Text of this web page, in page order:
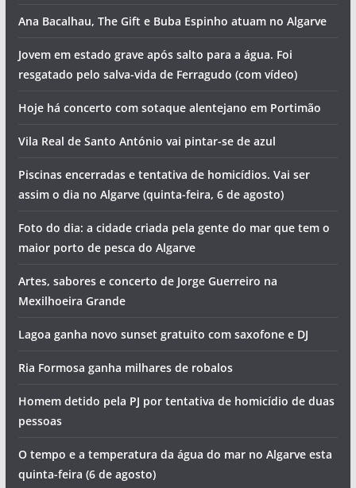
Ana Bacalhau, The Gift e Buba Espinho atuam no Algarve
Jovem em estado grave após salto para a água. Foi
resgatado pelo salva-vida de Ferragudo (com vídeo)
Hoje há concerto com sotaque alentejano em Portimão
Vila Real de Santo António vai pintar-se de azul
Piscinas encerradas e tentativa de homicídios. Vai ser
assim o dia no Algarve (quinta-feira, 6 de agosto)
Foto do dia: a cidade criada pela gente do mar que tem o
maior porto de pesca do Algarve
Artes, sabores e concerto de Jorge Guerreiro na
Mexilhoeira Grande
Lagoa ganha novo sunset gratuito com saxofone e DJ
Ria Formosa ganha milhares de robalos
Homem detido pela PJ por tentativa de homicídio de duas
pessoas
O tempo e a temperatura da água do mar no Algarve esta
quinta-feira (6 de agosto)